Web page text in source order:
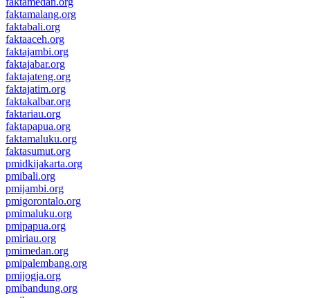
faktamalang.org
faktabali.org
faktaaceh.org
faktajambi.org
faktajabar.org
faktajateng.org
faktajatim.org
faktakalbar.org
faktariau.org
faktapapua.org
faktamaluku.org
faktasumut.org
pmidkijakarta.org
pmibali.org
pmijambi.org
pmigorontalo.org
pmimaluku.org
pmipapua.org
pmiriau.org
pmimedan.org
pmipalembang.org
pmijogja.org
pmibandung.org